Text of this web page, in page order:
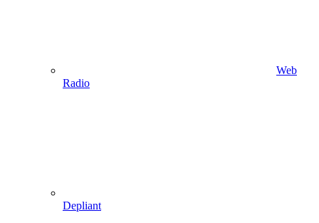
Web
Radio
Depliant